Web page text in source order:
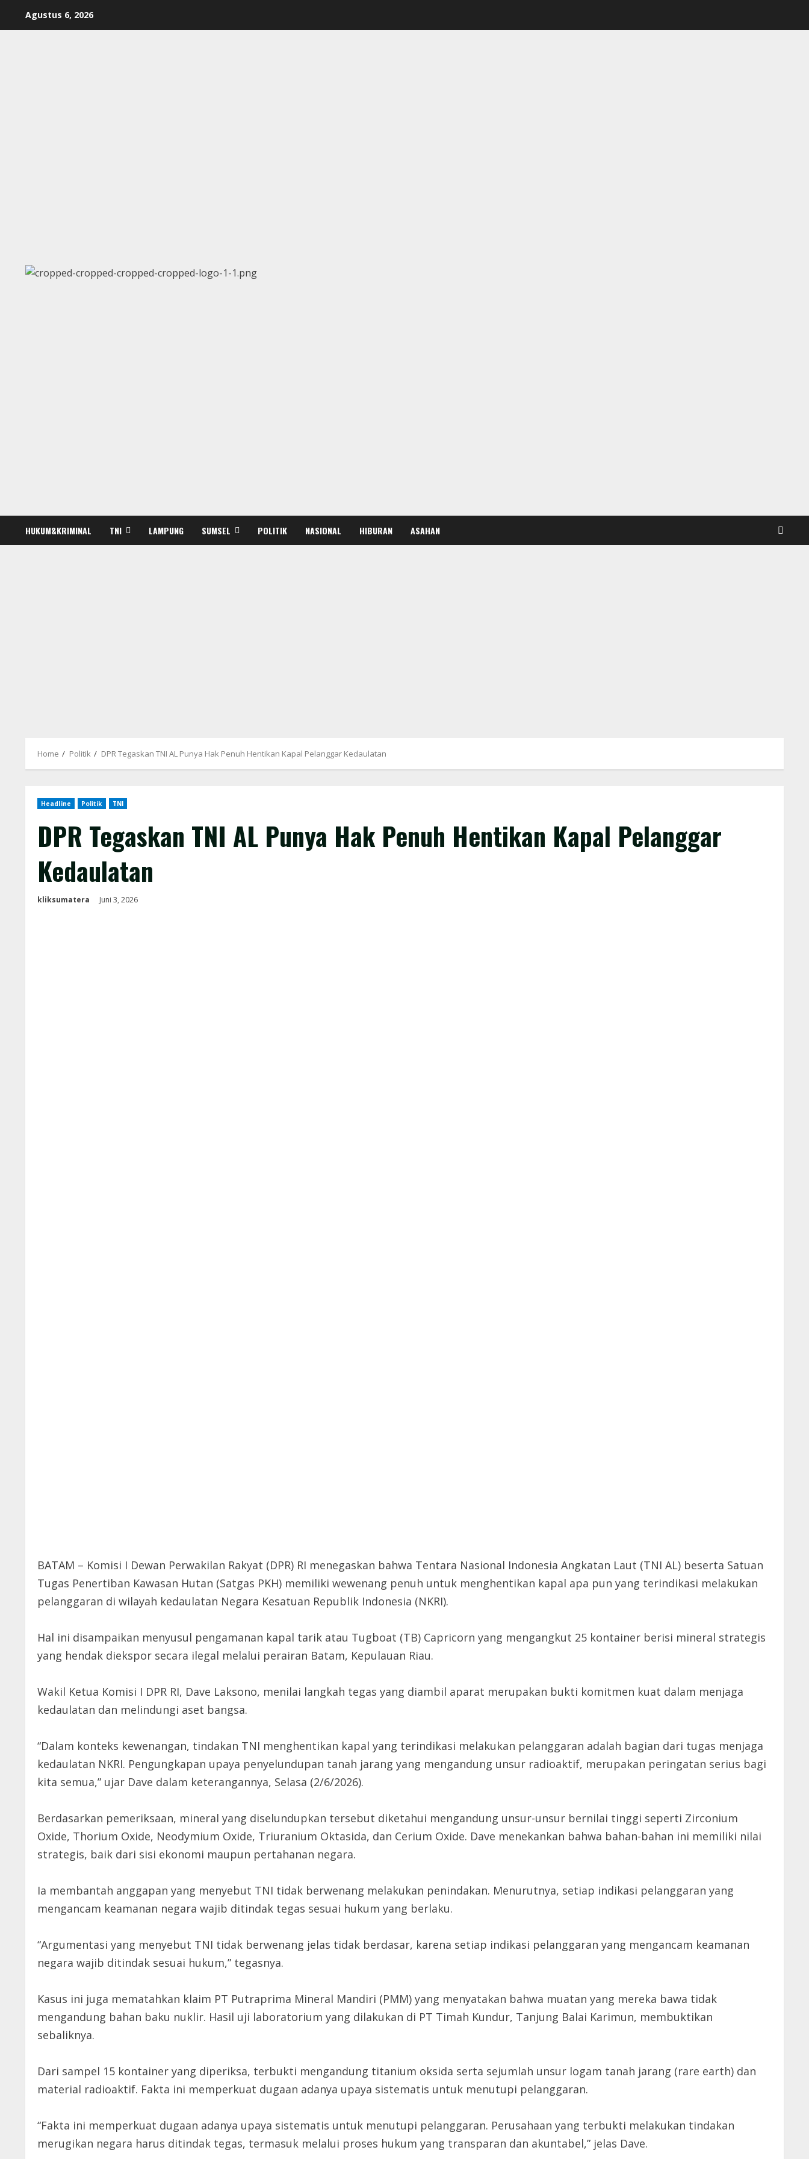
Agustus 6, 2026
HUKUM&KRIMINAL TNI LAMPUNG SUMSEL POLITIK NASIONAL HIBURAN ASAHAN
Home Politik DPR Tegaskan TNI AL Punya Hak Penuh Hentikan Kapal Pelanggar Kedaulatan
Headline Politik TNI
DPR Tegaskan TNI AL Punya Hak Penuh Hentikan Kapal Pelanggar
Kedaulatan
kliksumatera Juni 3, 2026
BATAM – Komisi I Dewan Perwakilan Rakyat (DPR) RI menegaskan bahwa Tentara Nasional Indonesia Angkatan Laut (TNI AL) beserta Satuan
Tugas Penertiban Kawasan Hutan (Satgas PKH) memiliki wewenang penuh untuk menghentikan kapal apa pun yang terindikasi melakukan
pelanggaran di wilayah kedaulatan Negara Kesatuan Republik Indonesia (NKRI).
Hal ini disampaikan menyusul pengamanan kapal tarik atau Tugboat (TB) Capricorn yang mengangkut 25 kontainer berisi mineral strategis
yang hendak diekspor secara ilegal melalui perairan Batam, Kepulauan Riau.
Wakil Ketua Komisi I DPR RI, Dave Laksono, menilai langkah tegas yang diambil aparat merupakan bukti komitmen kuat dalam menjaga
kedaulatan dan melindungi aset bangsa.
“Dalam konteks kewenangan, tindakan TNI menghentikan kapal yang terindikasi melakukan pelanggaran adalah bagian dari tugas menjaga
kedaulatan NKRI. Pengungkapan upaya penyelundupan tanah jarang yang mengandung unsur radioaktif, merupakan peringatan serius bagi
kita semua,” ujar Dave dalam keterangannya, Selasa (2/6/2026).
Berdasarkan pemeriksaan, mineral yang diselundupkan tersebut diketahui mengandung unsur-unsur bernilai tinggi seperti Zirconium
Oxide, Thorium Oxide, Neodymium Oxide, Triuranium Oktasida, dan Cerium Oxide. Dave menekankan bahwa bahan-bahan ini memiliki nilai
strategis, baik dari sisi ekonomi maupun pertahanan negara.
Ia membantah anggapan yang menyebut TNI tidak berwenang melakukan penindakan. Menurutnya, setiap indikasi pelanggaran yang
mengancam keamanan negara wajib ditindak tegas sesuai hukum yang berlaku.
“Argumentasi yang menyebut TNI tidak berwenang jelas tidak berdasar, karena setiap indikasi pelanggaran yang mengancam keamanan
negara wajib ditindak sesuai hukum,” tegasnya.
Kasus ini juga mematahkan klaim PT Putraprima Mineral Mandiri (PMM) yang menyatakan bahwa muatan yang mereka bawa tidak
mengandung bahan baku nuklir. Hasil uji laboratorium yang dilakukan di PT Timah Kundur, Tanjung Balai Karimun, membuktikan
sebaliknya.
Dari sampel 15 kontainer yang diperiksa, terbukti mengandung titanium oksida serta sejumlah unsur logam tanah jarang (rare earth) dan
material radioaktif. Fakta ini memperkuat dugaan adanya upaya sistematis untuk menutupi pelanggaran.
“Fakta ini memperkuat dugaan adanya upaya sistematis untuk menutupi pelanggaran. Perusahaan yang terbukti melakukan tindakan
merugikan negara harus ditindak tegas, termasuk melalui proses hukum yang transparan dan akuntabel,” jelas Dave.